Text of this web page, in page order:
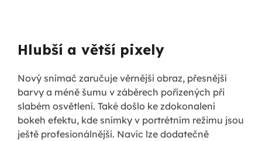
Hlubší a větší pixely
Nový snímač zaručuje věrnější obraz, přesnější
barvy a méně šumu v záběrech pořízených při
slabém osvětlení. Také došlo ke zdokonalení
bokeh efektu, kde snímky v portrétním režimu jsou
ještě profesionálnější. Navíc lze dodatečně